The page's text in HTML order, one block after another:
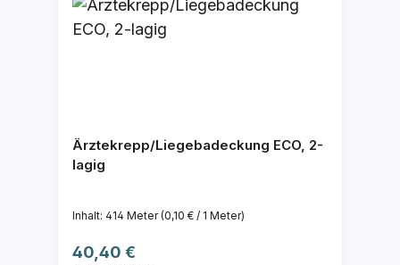
Ärztekrepp/Liegebadeckung ECO, 2-
lagig
Inhalt: 414 Meter(0,10 € / 1 Meter)
Regulärer Preis:
40,40 €